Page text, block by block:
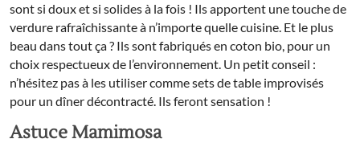
sont si doux et si solides à la fois ! Ils apportent une touche de
verdure rafraîchissante à n’importe quelle cuisine. Et le plus
beau dans tout ça ? Ils sont fabriqués en coton bio, pour un
choix respectueux de l’environnement. Un petit conseil :
n’hésitez pas à les utiliser comme sets de table improvisés
pour un dîner décontracté. Ils feront sensation !
Astuce Mamimosa